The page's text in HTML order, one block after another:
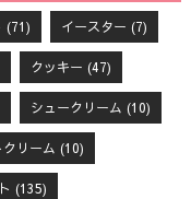
(71) イースター (7)
クッキー (47)
シュークリーム (10)
クリーム (10)
(135)